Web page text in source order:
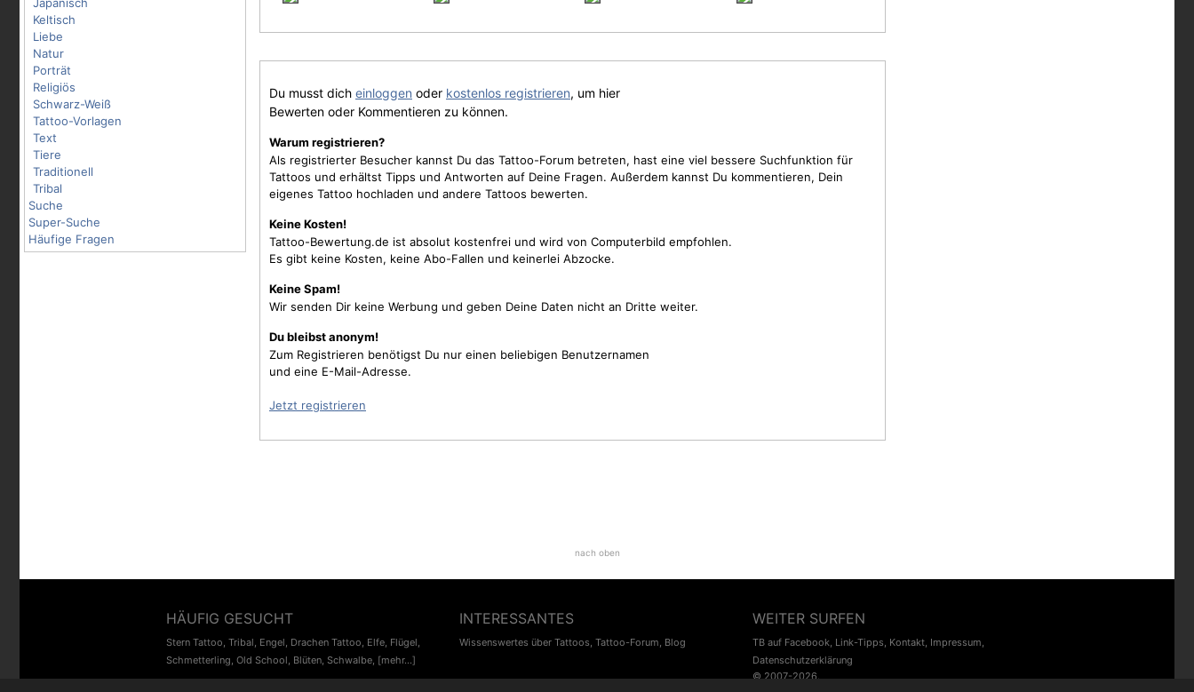
Keltisch
Liebe
Natur
Porträt
Religiös
Schwarz-Weiß
Tattoo-Vorlagen
Text
Tiere
Traditionell
Tribal
Suche
Super-Suche
Häufige Fragen
Du musst dich einloggen oder kostenlos registrieren, um hier
Bewerten oder Kommentieren zu können.
Warum registrieren?
Als registrierter Besucher kannst Du das Tattoo-Forum betreten, hast eine viel bessere Suchfunktion für
Tattoos und erhältst Tipps und Antworten auf Deine Fragen. Außerdem kannst Du kommentieren, Dein
eigenes Tattoo hochladen und andere Tattoos bewerten.
Keine Kosten!
Tattoo-Bewertung.de ist absolut kostenfrei und wird von Computerbild empfohlen.
Es gibt keine Kosten, keine Abo-Fallen und keinerlei Abzocke.
Keine Spam!
Wir senden Dir keine Werbung und geben Deine Daten nicht an Dritte weiter.
Du bleibst anonym!
Zum Registrieren benötigst Du nur einen beliebigen Benutzernamen
und eine E-Mail-Adresse.
Jetzt registrieren
nach oben
HÄUFIG GESUCHT
Stern Tattoo, Tribal, Engel, Drachen Tattoo, Elfe, Flügel,
Schmetterling, Old School, Blüten, Schwalbe, [mehr...]
INTERESSANTES
Wissenswertes über Tattoos, Tattoo-Forum, Blog
WEITER SURFEN
TB auf Facebook, Link-Tipps, Kontakt, Impressum,
Datenschutzerklärung
© 2007-2026.